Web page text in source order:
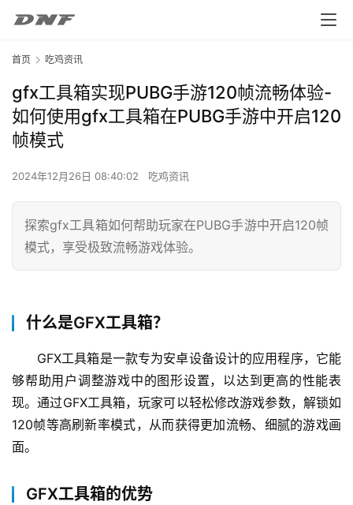
首页 吃鸡资讯
gfx工具箱实现PUBG手游120帧流畅体验-
如何使用gfx工具箱在PUBG手游中开启120
帧模式
2024年12月26日 08:40:02 吃鸡资讯
探索gfx工具箱如何帮助玩家在PUBG手游中开启120帧
模式，享受极致流畅游戏体验。
什么是GFX工具箱？
GFX工具箱是一款专为安卓设备设计的应用程序，它能
够帮助用户调整游戏中的图形设置，以达到更高的性能表
现。通过GFX工具箱，玩家可以轻松修改游戏参数，解锁如
120帧等高刷新率模式，从而获得更加流畅、细腻的游戏画
面。
GFX工具箱的优势